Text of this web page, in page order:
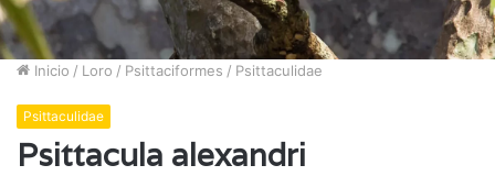
Inicio / Loro / Psittaciformes / Psittaculidae
Psittaculidae
Psittacula alexandri